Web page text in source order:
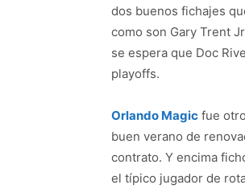
dos buenos fichajes
como son Gary Trent
se espera que Doc
playoffs.
Orlando Magic fue
buen verano de
contrato. Y encima
el típico jugador de